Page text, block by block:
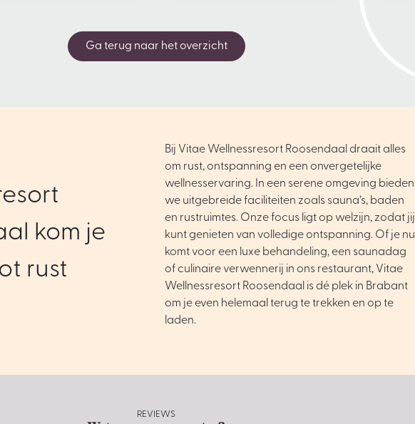
Ga terug naar het overzicht
kom je
rust
Bij Vitae Wellnessresort Roosendaal draait alles
om rust, ontspanning en een onvergetelijke
wellnesservaring. In een serene omgeving bieden
we uitgebreide faciliteiten zoals sauna’s, baden
en rustruimtes. Onze focus ligt op welzijn, zodat jij
kunt genieten van volledige ontspanning. Of je nu
komt voor een luxe behandeling, een saunadag
of culinaire verwennerij in ons restaurant, Vitae
Wellnessresort Roosendaal is dé plek in Brabant
om je even helemaal terug te trekken en op te
laden.
REVIEWS